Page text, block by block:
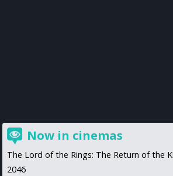
Now in cinemas
The Lord of the Rings: The Return of the
2046